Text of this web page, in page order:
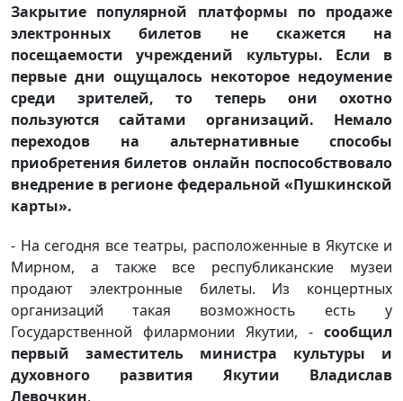
Закрытие популярной платформы по продаже
электронных билетов не скажется на
посещаемости учреждений культуры. Если в
первые дни ощущалось некоторое недоумение
среди зрителей, то теперь они охотно
пользуются сайтами организаций. Немало
переходов на альтернативные способы
приобретения билетов онлайн поспособствовало
внедрение в регионе федеральной «Пушкинской
карты».
- На сегодня все театры, расположенные в Якутске и
Мирном, а также все республиканские музеи
продают электронные билеты. Из концертных
организаций такая возможность есть у
Государственной филармонии Якутии, - сообщил
первый заместитель министра культуры и
духовного развития Якутии Владислав
Левочкин.